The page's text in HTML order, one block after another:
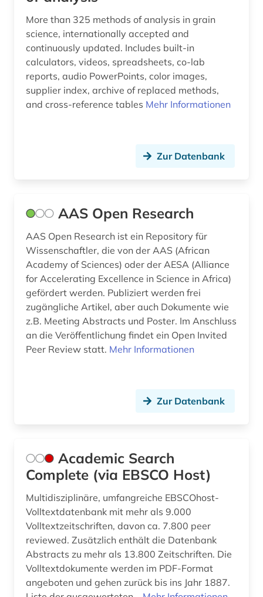
art (3)
arten von lebensräumen (1)
artenbestimmung (1)
artenreichtum (4)
artenschutz (6)
arzneimittel (4)
arzneimittelrezeptor (1)
arzneipflanzen (1)
asiatische studien (1)
astrobiologie (1)
astronomie (5)
astrophysik (3)
atlas (7)
aufsatz (1)
aufsatzsammlung (1)
ausbildung (1)
automatisierung (1)
automatisierungstechnik (1)
baden-württemberg (2)
Ungarn (1)
More than 325 methods of analysis in grain
science, internationally accepted and
continuously updated. Includes built-in
calculators, videos, spreadsheets, co-lab
reports, audio PowerPoints, color images,
supplier index, archive of replaced methods,
and cross-reference tables Mehr Informationen
Zur Datenbank
AAS Open Research
AAS Open Research ist ein Repository für
Wissenschaftler, die von der AAS (African
Academy of Sciences) oder der AESA (Alliance
for Accelerating Excellence in Science in Africa)
gefördert werden. Publiziert werden frei
zugängliche Artikel, aber auch Dokumente wie
z.B. Meeting Abstracts und Poster. Im Anschluss
an die Veröffentlichung findet ein Open Invited
Peer Review statt. Mehr Informationen
Zur Datenbank
Academic Search
Complete (via EBSCO Host)
Multidisziplinäre, umfangreiche EBSCOhost-
Volltextdatenbank mit mehr als 9.000
Volltextzeitschriften, davon ca. 7.800 peer
reviewed. Zusätzlich enthält die Datenbank
Abstracts zu mehr als 13.800 Zeitschriften. Die
Volltextdokumente werden im PDF-Format
angeboten und gehen zurück bis ins Jahr 1887.